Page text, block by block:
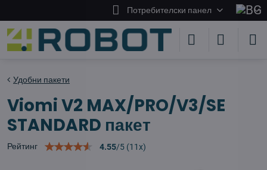
Потребителски панел
Удобни пакети
Viomi V2 MAX/PRO/V3/SE
STANDARD пакет
Рейтинг 4.55/5 (11x)